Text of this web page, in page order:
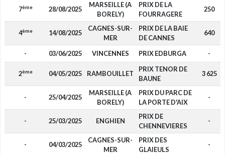
7ème 28/08/2025
MARSEILLE (A
BORELY)
PRIX DE LA
FOURRAGERE
250
4ème 14/08/2025
CAGNES-SUR-
MER
PRIX DE LA BAIE
DE CANNES
640
- 03/06/2025 VINCENNES PRIX EDBURGA -
2ème 04/05/2025 RAMBOUILLET
PRIX TENOR DE
BAUNE
3 625
- 25/04/2025
MARSEILLE (A
BORELY)
PRIX DU PARC DE
LA PORTE D'AIX
-
- 25/03/2025 ENGHIEN
PRIX DE
CHENNEVIERES
-
- 04/03/2025
CAGNES-SUR-
MER
PRIX DES
GLAIEULS
-